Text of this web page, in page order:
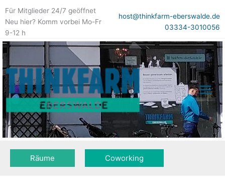
Für Mitglieder 24/7 geöffnet
Neu hier? Komm vorbei Mo-Fr
9-12 h
host@thinkfarm-eberswalde.de
03334-3010056
Räume Coworking